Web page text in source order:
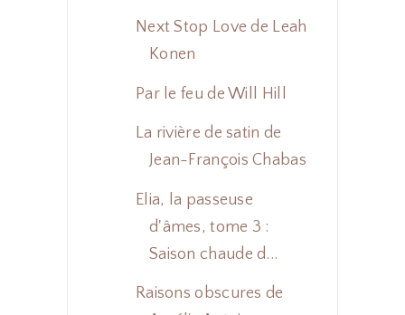
Next Stop Love de Leah
Konen
Par le feu de Will Hill
La rivière de satin de
Jean-François Chabas
Elia, la passeuse
d'âmes, tome 3 :
Saison chaude d...
Raisons obscures de